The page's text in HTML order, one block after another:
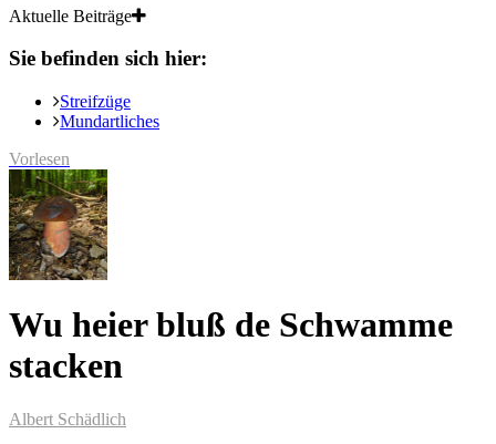
Aktuelle Beiträge
Sie befinden sich hier:
Streifzüge
Mundartliches
Vorlesen
Wu heier bluß de Schwamme
stacken
Albert Schädlich